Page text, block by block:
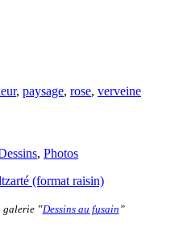
, paysage, rose, verveine
, Photos
galerie ‟Dessins au fusain ”